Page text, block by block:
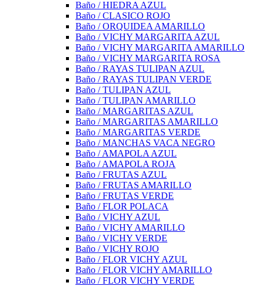
Baño / HIEDRA AZUL
Baño / CLASICO ROJO
Baño / ORQUIDEA AMARILLO
Baño / VICHY MARGARITA AZUL
Baño / VICHY MARGARITA AMARILLO
Baño / VICHY MARGARITA ROSA
Baño / RAYAS TULIPAN AZUL
Baño / RAYAS TULIPAN VERDE
Baño / TULIPAN AZUL
Baño / TULIPAN AMARILLO
Baño / MARGARITAS AZUL
Baño / MARGARITAS AMARILLO
Baño / MARGARITAS VERDE
Baño / MANCHAS VACA NEGRO
Baño / AMAPOLA AZUL
Baño / AMAPOLA ROJA
Baño / FRUTAS AZUL
Baño / FRUTAS AMARILLO
Baño / FRUTAS VERDE
Baño / FLOR POLACA
Baño / VICHY AZUL
Baño / VICHY AMARILLO
Baño / VICHY VERDE
Baño / VICHY ROJO
Baño / FLOR VICHY AZUL
Baño / FLOR VICHY AMARILLO
Baño / FLOR VICHY VERDE